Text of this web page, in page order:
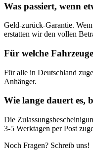
Was passiert, wenn
Geld-zurück-Garantie.
erstatten wir den vollen
Für welche
Für alle in Deutschland
Anhänger.
Wie lange dauert es,
Die
3-5 Werktagen per Post
Noch Fragen? Schreib uns!